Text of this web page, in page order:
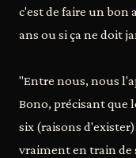
c'est de faire un bon
ans ou si ça ne doit
"Entre nous, nous
Bono, précisant que
six (raisons
vraiment en train de